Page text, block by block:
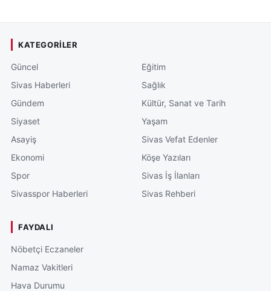
KATEGORILER
Güncel
Sivas Haberleri
Gündem
Siyaset
Asayiş
Ekonomi
Spor
Sivasspor Haberleri
Eğitim
Sağlık
Kültür, Sanat ve Tarih
Yaşam
Sivas Vefat Edenler
Köşe Yazıları
Sivas İş İlanları
Sivas Rehberi
FAYDALI
Nöbetçi Eczaneler
Namaz Vakitleri
Hava Durumu